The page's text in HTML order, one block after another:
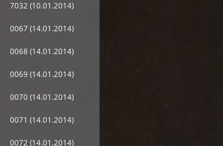
7032 (10.01.2014)
0067 (14.01.2014)
0068 (14.01.2014)
0069 (14.01.2014)
0070 (14.01.2014)
0071 (14.01.2014)
0072 (14.01.2014)